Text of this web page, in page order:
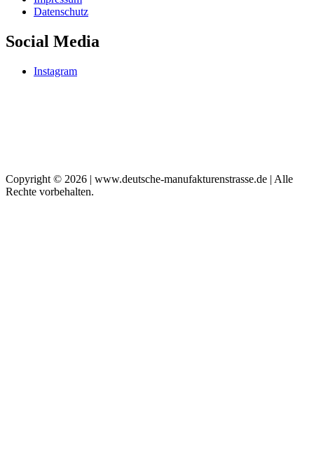
Datenschutz
Social Media
Instagram
Copyright © 2026 | www.deutsche-manufakturenstrasse.de | Alle
Rechte vorbehalten.